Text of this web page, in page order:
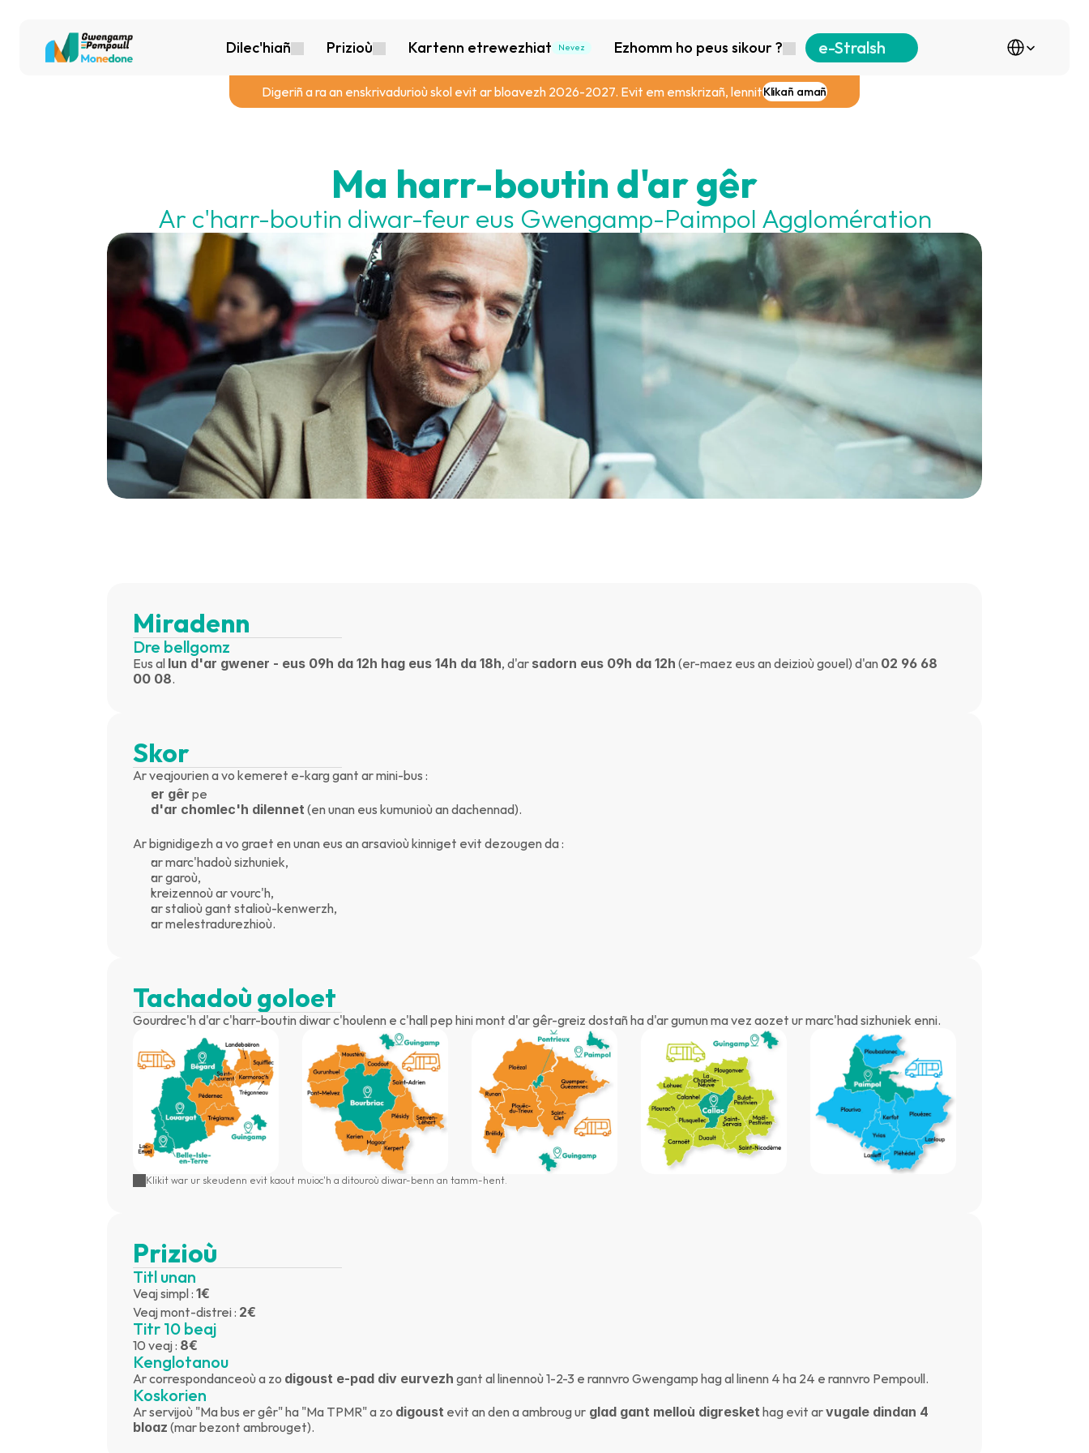
Dilec'hiañ Prizioù Kartenn etrewezhiat Nevez Ezhomm ho peus sikour ? e-Stralsh
Digeriñ a ra an enskrivadurioù skol evit ar bloavezh 2026-2027. Evit em emskrizañ, lennitKlikañ amañ
Ma harr-boutin d'ar gêr
Ar c'harr-boutin diwar-feur eus Gwengamp-Paimpol Agglomération
Miradenn
Dre bellgomz
Eus al lun d'ar gwener - eus 09h da 12h hag eus 14h da 18h, d'ar sadorn eus 09h da 12h (er-maez eus an deizioù gouel) d'an 02 96 68
00 08.
Skor
Ar veajourien a vo kemeret e-karg gant ar mini-bus :
er gêr pe
d'ar chomlec'h dilennet (en unan eus kumunioù an dachennad).
Ar bignidigezh a vo graet en unan eus an arsavioù kinniget evit dezougen da :
ar marc'hadoù sizhuniek,
ar garoù,
kreizennoù ar vourc'h,
ar stalioù gant stalioù-kenwerzh,
ar melestradurezhioù.
Tachadoù goloet
Gourdrec'h d'ar c'harr-boutin diwar c'houlenn e c'hall pep hini mont d'ar gêr-greiz dostañ ha d'ar gumun ma vez aozet ur marc'had sizhuniek enni.
Klikit war ur skeudenn evit kaout muioc'h a ditouroù diwar-benn an tamm-hent.
Prizioù
Titl unan
Veaj simpl : 1€
Veaj mont-distrei : 2€
Titr 10 beaj
10 veaj : 8€
Kenglotanou
Ar correspondanceoù a zo digoust e-pad div eurvezh gant al linennoù 1-2-3 e rannvro Gwengamp hag al linenn 4 ha 24 e rannvro Pempoull.
Koskorien
Ar servijoù "Ma bus er gêr" ha "Ma TPMR" a zo digoust evit an den a ambroug ur glad gant melloù digresket hag evit ar vugale dindan 4
bloaz (mar bezont ambrouget).